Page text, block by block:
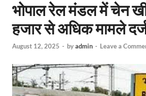
भोपाल रेल मंडल में चेन
हजार से अधिक मामले
August 12, 2025 - byadmin - Leave a